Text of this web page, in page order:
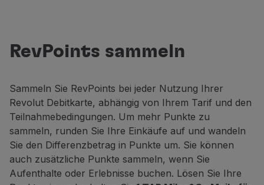
RevPoints sammeln
Sammeln Sie RevPoints bei jeder Nutzung Ihrer
Revolut Debitkarte, abhängig von Ihrem Tarif und den
Teilnahmebedingungen. Um mehr Punkte zu
sammeln, runden Sie Ihre Einkäufe auf und wandeln
Sie den Differenzbetrag in Punkte um. Sie können
auch zusätzliche Punkte sammeln, wenn Sie
Aufenthalte oder Erlebnisse buchen. Lösen Sie Ihre